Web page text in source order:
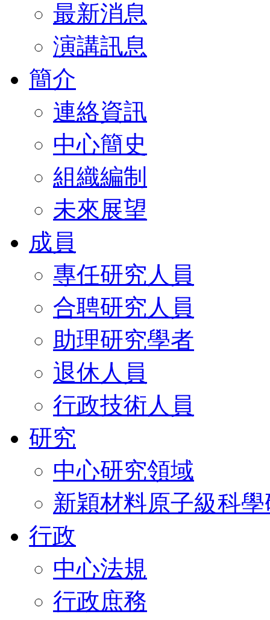
最新消息
演講訊息
簡介
連絡資訊
中心簡史
組織編制
未來展望
成員
專任研究人員
合聘研究人員
助理研究學者
退休人員
行政技術人員
研究
中心研究領域
新穎材料原子級科
行政
中心法規
行政庶務